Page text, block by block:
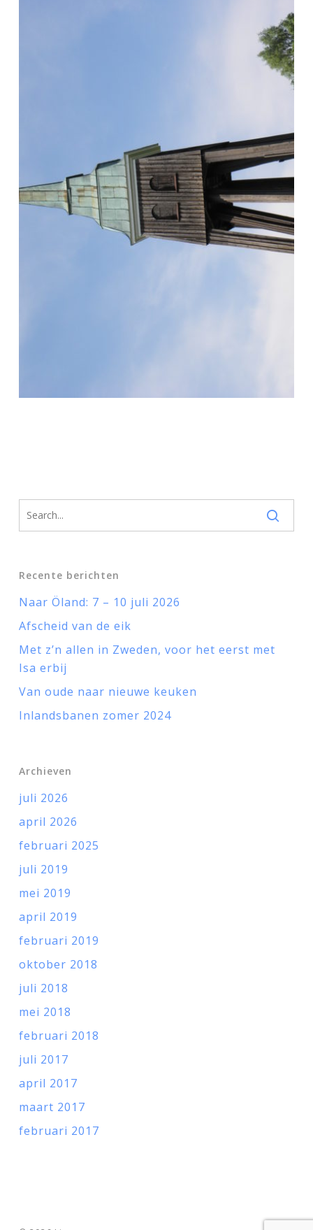
Recente berichten
Naar Öland: 7 – 10 juli 2026
Afscheid van de eik
Met z’n allen in Zweden, voor het eerst met
Isa erbij
Van oude naar nieuwe keuken
Inlandsbanen zomer 2024
Archieven
juli 2026
april 2026
februari 2025
juli 2019
mei 2019
april 2019
februari 2019
oktober 2018
juli 2018
mei 2018
februari 2018
juli 2017
april 2017
maart 2017
februari 2017